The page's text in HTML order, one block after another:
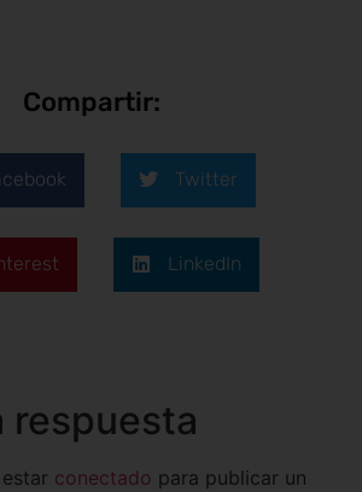
Compartir:
Twitter
LinkedIn
respuesta
conectado para publicar un